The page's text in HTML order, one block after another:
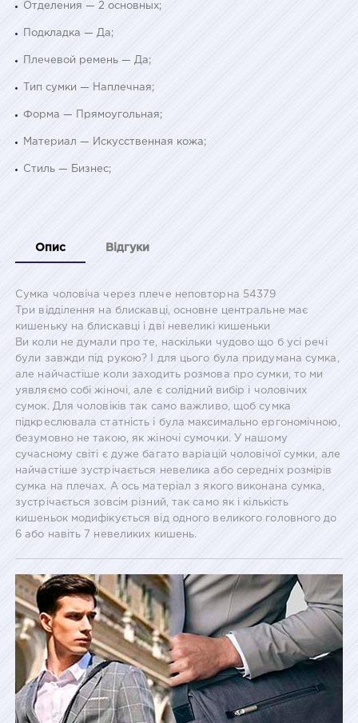
Отделения — 2 основных;
Подкладка — Да;
Плечевой ремень — Да;
Тип сумки — Наплечная;
Форма — Прямоугольная;
Материал — Искусственная кожа;
Стиль — Бизнес;
Опис Відгуки
Сумка чоловіча через плече неповторна 54379
Три відділення на блискавці, основне центральне має
кишеньку на блискавці і дві невеликі кишеньки
Ви коли не думали про те, наскільки чудово що б усі речі
були завжди під рукою? І для цього була придумана сумка,
але найчастіше коли заходить розмова про сумки, то ми
уявляємо собі жіночі, але є солідний вибір і чоловічих
сумок. Для чоловіків так само важливо, щоб сумка
підкреслювала статність і була максимально ергономічною,
безумовно не такою, як жіночі сумочки. У нашому
сучасному світі є дуже багато варіацій чоловічої сумки, але
найчастіше зустрічається невелика або середніх розмірів
сумка на плечах. А ось матеріал з якого виконана сумка,
зустрічається зовсім різний, так само як і кількість
кишеньок модифікується від одного великого головного до
6 або навіть 7 невеликих кишень.